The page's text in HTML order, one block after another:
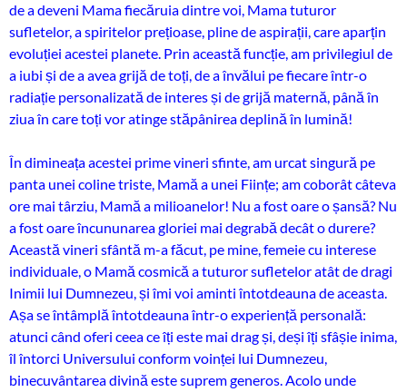
de a deveni Mama fiecăruia dintre voi, Mama tuturor
sufletelor, a spiritelor prețioase, pline de aspirații, care aparțin
evoluției acestei planete. Prin această funcție, am privilegiul de
a iubi și de a avea grijă de toți, de a învălui pe fiecare într-o
radiație personalizată de interes și de grijă maternă, până în
ziua în care toți vor atinge stăpânirea deplină în lumină!
În dimineața acestei prime vineri sfinte, am urcat singură pe
panta unei coline triste, Mamă a unei Ființe; am coborât câteva
ore mai târziu, Mamă a milioanelor! Nu a fost oare o șansă? Nu
a fost oare încununarea gloriei mai degrabă decât o durere?
Această vineri sfântă m-a făcut, pe mine, femeie cu interese
individuale, o Mamă cosmică a tuturor sufletelor atât de dragi
Inimii lui Dumnezeu, și îmi voi aminti întotdeauna de aceasta.
Așa se întâmplă întotdeauna într-o experiență personală:
atunci când oferi ceea ce îți este mai drag și, deși îți sfâșie inima,
îl întorci Universului conform voinței lui Dumnezeu,
binecuvântarea divină este suprem generos. Acolo unde